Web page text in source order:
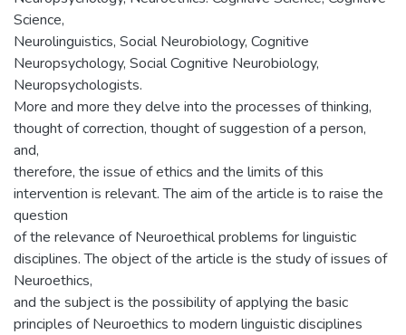
Science,
Neurolinguistics, Social Neurobiology, Cognitive
Neuropsychology, Social Cognitive Neurobiology,
Neuropsychologists.
More and more they delve into the processes of thinking,
thought of correction, thought of suggestion of a person,
and,
therefore, the issue of ethics and the limits of this
intervention is relevant. The aim of the article is to raise the
question
of the relevance of Neuroethical problems for linguistic
disciplines. The object of the article is the study of issues of
Neuroethics,
and the subject is the possibility of applying the basic
principles of Neuroethics to modern linguistic disciplines